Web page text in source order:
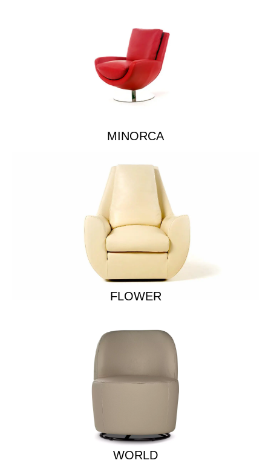
MINORCA
FLOWER
WORLD